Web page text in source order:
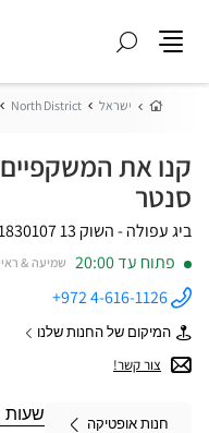
חפש
בית ישראל North District
קנו את
סנטר
ביג עפולה - השוק 13
1830107
פתוח עד 20:00
שמיעה &
התקשר
לחנות
אופטיקה
עפולה
אופטיקל
+972 4-616-1126
המיקום של החנות שלנו של
אופטיקה
סנטר
צור קשר!
חנות אופטיקה
שעות